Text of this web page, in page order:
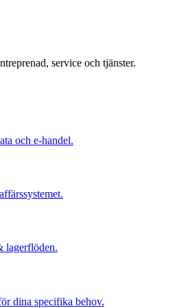
service och tjänster.
och e-handel.
lagerflöden.
dina specifika behov.